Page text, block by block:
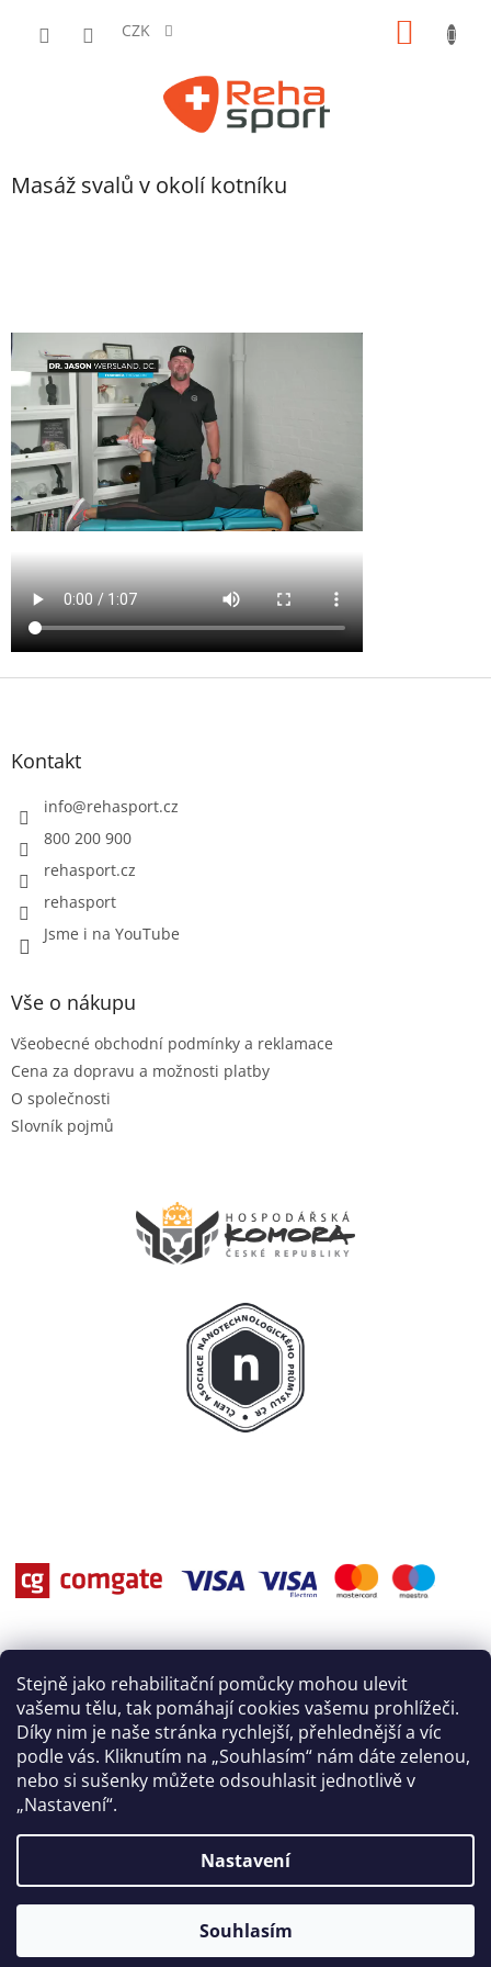
Stejně jako rehabilitační pomůcky mohou ulevit
vašemu tělu, tak pomáhají cookies vašemu prohlížeči.
Díky nim je naše stránka rychlejší, přehlednější a víc
podle vás. Kliknutím na „Souhlasím“ nám dáte zelenou,
nebo si sušenky můžete odsouhlasit jednotlivě v
„Nastavení“.
Nastavení
Souhlasím
CZK
Masáž svalů v okolí kotníku
Z
Kontakt
info@rehasport.cz
800 200 900
rehasport.cz
rehasport
Jsme i na YouTube
Vše o nákupu
Všeobecné obchodní podmínky a reklamace
Cena za dopravu a možnosti platby
O společnosti
Slovník pojmů
Vytvořil Shoptet
Rehasport. Všechna práva vyhrazena.